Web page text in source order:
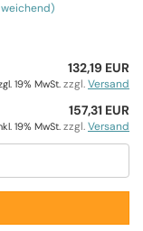
132,19 EUR
19% MwSt. zzgl.Versand
157,31 EUR
19% MwSt. zzgl.Versand